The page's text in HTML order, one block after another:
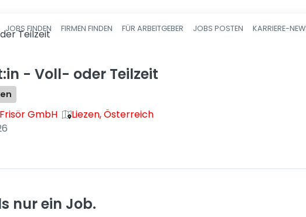
Haupt-Navigation
JOBS FINDEN FIRMEN FINDEN FÜR ARBEITGEBER JOBS POSTEN KARRIERE-
Teilzeit
- Voll- oder Teilzeit
Frisör GmbH
Liezen, Österreich
nur ein Job.